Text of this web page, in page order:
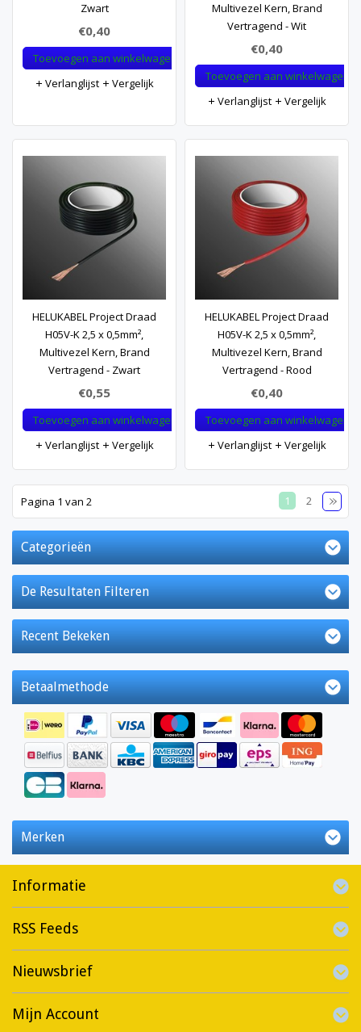
Zwart
€0,40
Toevoegen aan winkelwagen
Verlanglijst
Vergelijk
Multivezel Kern, Brand
Vertragend - Wit
€0,40
Toevoegen aan winkelwagen
Verlanglijst
Vergelijk
HELUKABEL Project Draad
H05V-K 2,5 x 0,5mm²,
Multivezel Kern, Brand
Vertragend - Zwart
€0,55
Toevoegen aan winkelwagen
Verlanglijst
Vergelijk
HELUKABEL Project Draad
H05V-K 2,5 x 0,5mm²,
Multivezel Kern, Brand
Vertragend - Rood
€0,40
Toevoegen aan winkelwagen
Verlanglijst
Vergelijk
Pagina 1 van 2 1 2
Categorieën
De Resultaten Filteren
Recent Bekeken
Betaalmethode
Merken
Informatie
RSS Feeds
Nieuwsbrief
Mijn Account